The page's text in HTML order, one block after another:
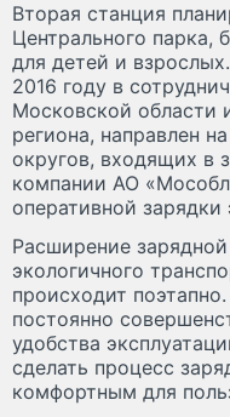
Вторая станция
Центрального парка,
для детей и
2016 году в
Московской области
региона, направлен
округов, входящих в
компании АО
оперативной зарядки
Расширение
экологичного
происходит
постоянно
удобства
сделать процесс
комфортным для